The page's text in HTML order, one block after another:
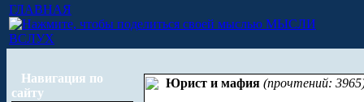
ГЛАВНАЯ
МЫСЛИ
ВСЛУХ
Навигация по
сайту
Юрист и мафия (прочтений: